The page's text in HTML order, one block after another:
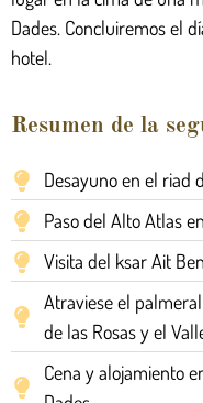
Dades. Concluiremos el
hotel.
Resumen de la
Desayuno en el riad
Paso del Alto Atlas
Visita del ksar Ait
Atraviese el
de las Rosas y el
Cena y alojamiento